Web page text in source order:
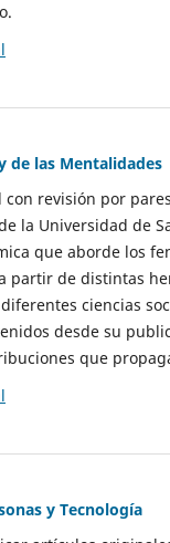
de las Mentalidades
revisión por
la Universidad de
que aborde los
partir de distintas
ciencias
desde su
que
y Tecnología